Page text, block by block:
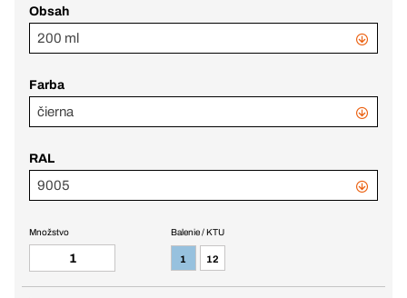
Obsah
200 ml
Farba
čierna
RAL
9005
Balenie / KTU
1 12
Množstvo